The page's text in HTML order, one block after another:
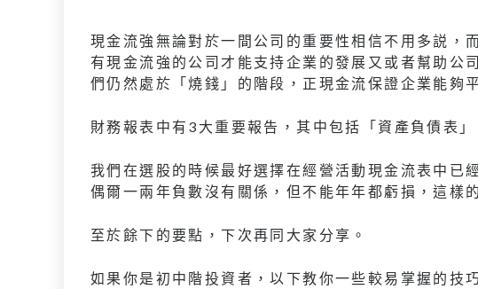
現金流強無論對於一間公司的重要性相信不用多説，
有現金流強的公司才能支持企業的發展又或者幫助公
們仍然處於「燒錢」的階段，正現金流保證企業能夠
財務報表中有3大重要報告，其中包括「資產負債表
我們在選股的時候最好選擇在經營活動現金流表中已
偶爾一兩年負數沒有關係，但不能年年都虧損，這樣
至於餘下的要點，下次再同大家分享。
如果你是初中階投資者，以下教你一些較易掌握的技